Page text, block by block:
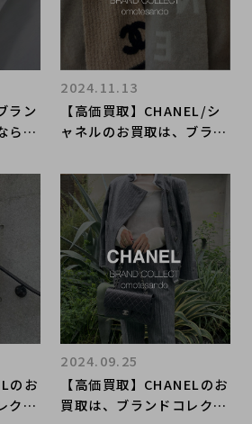
ラン
らブ
のご
【高価買取】CHANEL/シ
ャネルのお買取は、ブラン
お任せください！
2024.11.13
のお
クト
【高価買取】CHANELのお
買取は、ブランドコレクト
2024.09.25